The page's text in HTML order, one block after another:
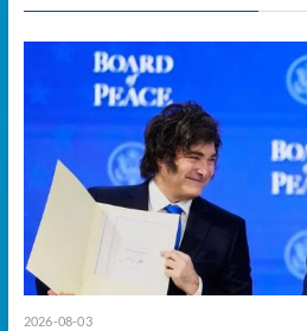
2026-08-03